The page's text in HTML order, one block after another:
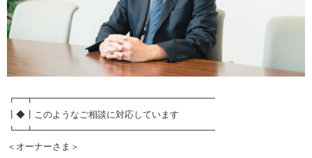
┏━┳━━━━━━━━━━━━━━━━━━━━
┃◆┃このようなご相談に対応しています
┗━┻━━━━━━━━━━━━━━━━━━━━
＜オーナーさま＞